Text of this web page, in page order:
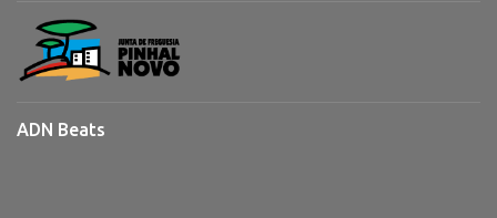
ADN Beats